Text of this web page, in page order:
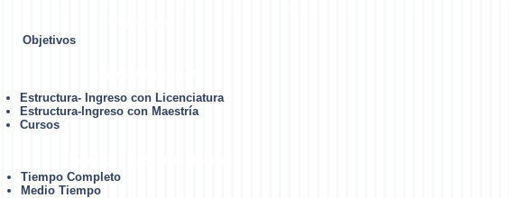
Tiempo Completo
Medio Tiempo
Estructura- Ingreso con Licenciatura
Estructura-Ingreso con Maestría
Cursos
Objetivos